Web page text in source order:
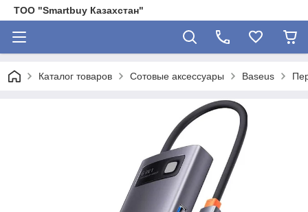
ТОО "Smartbuy Казахстан"
Каталог товаров Сотовые аксессуары Baseus